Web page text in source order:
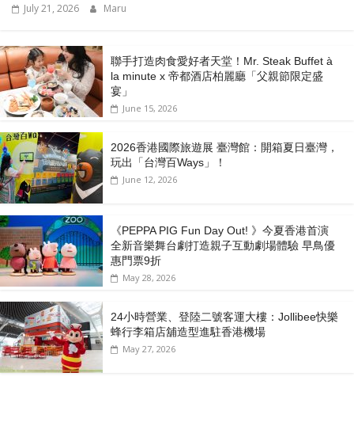
July 21, 2026 Maru
聯手打造肉食愛好者天堂！Mr. Steak Buffet à
la minute x 帝都酒店柏麗廳「⽗親節限定盛
宴」
June 15, 2026
2026香港國際旅遊展 臺灣館：開箱夏日臺灣，
玩出「台灣百Ways」！
June 12, 2026
《PEPPA PIG Fun Day Out! 》今夏香港首演
全新音樂舞台劇打造親子互動劇場體驗 早鳥優
惠門票9折
May 28, 2026
24小時營業、登陸二號客運大樓：Jollibee快樂
蜂行李箱店舖造型進駐香港機場
May 27, 2026